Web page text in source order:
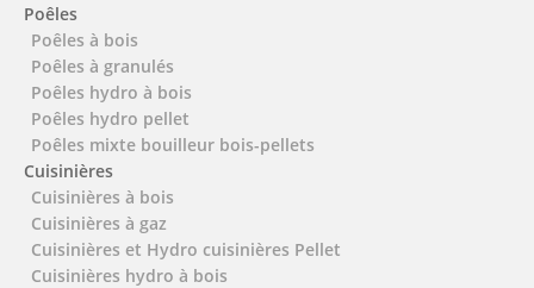
Poêles
Poêles à bois
Poêles à granulés
Poêles hydro à bois
Poêles hydro pellet
Poêles mixte bouilleur bois-pellets
Cuisinières
Cuisinières à bois
Cuisinières à gaz
Cuisinières et Hydro cuisinières Pellet
Cuisinières hydro à bois